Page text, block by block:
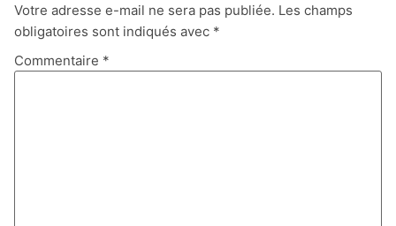
Votre adresse e-mail ne sera pas publiée. Les champs
obligatoires sont indiqués avec *
Commentaire *